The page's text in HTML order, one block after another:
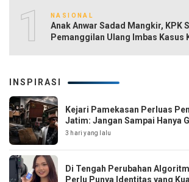
10NASIONAL
Anak Anwar Sadad Mangkir, KPK
Pemanggilan Ulang Imbas Kasus
INSPIRASI
Kejari Pamekasan Perluas
Jatim: Jangan Sampai Hanya
3 hari yang lalu
Di Tengah Perubahan
Perlu Punya Identitas yang